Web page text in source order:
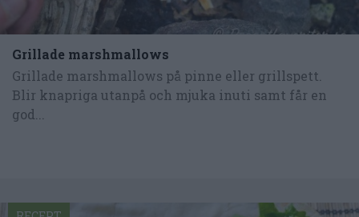
Grillade marshmallows
Grillade marshmallows på pinne eller grillspett.
Blir knapriga utanpå och mjuka inuti samt får en
god...